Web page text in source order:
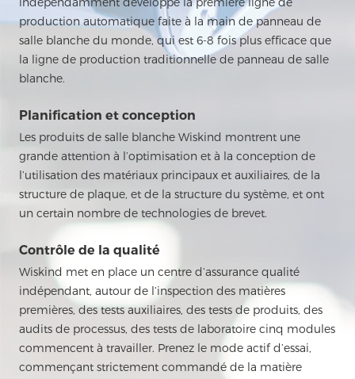
production automatique faite à la main de panneau de
salle blanche du monde, qui est 6-8 fois plus efficace que
la ligne de production traditionnelle de panneau de salle
blanche.
Planification et conception
Les produits de salle blanche Wiskind montrent une
grande attention à l’optimisation et à la conception de
l’utilisation des matériaux principaux et auxiliaires, de la
structure de plaque, et de la structure du système, et ont
un certain nombre de technologies de brevet.
Contrôle de la qualité
Wiskind met en place un centre d’assurance qualité
indépendant, autour de l’inspection des matières
premières, des tests auxiliaires, des tests de produits, des
audits de processus, des tests de laboratoire cinq modules
commencent à travailler. Prenez le mode actif d’essai,
commençant strictement commandé de la matière